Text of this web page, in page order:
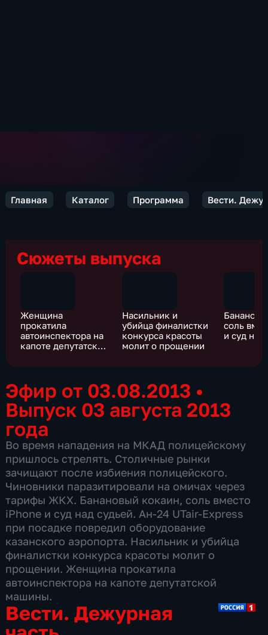
Главная Каталог Программа Вести.
Сюжеты выпуска
Женщина
прокатила
автоинспектора на
капоте депутатской
Насильник и
убийца финалистки
конкурса красоты
молит о прощении
соль
и суд над
Эфир от 03.08.2013 •
Выпуск 03 августа 2013
года
Во время нападения на МКАД полицейскому
пришлось стрелять. Столичные рынки
зачищают после избиения полицейского.
Чиновники паразитировали на омичах через
тарифы ЖКХ. Банановый кокаин, соль вместо
iPhone и суд над судьей. Ан-24 UTair-Express
при посадке повредил оборудование
казанского аэропорта. Насильник и убийца
финалистки конкурса красоты молит о
прощении. Женщина прокатила
автоинспектора на капоте депутатской
машины.
Вести. Дежурная